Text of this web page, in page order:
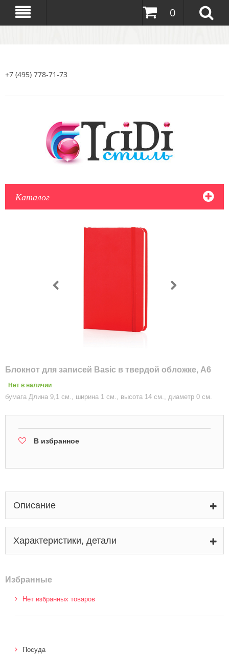
0
+7 (495) 778-71-73
Каталог
Блокнот для записей Basic в твердой обложке, А6
Нет в наличии
бумага Длина 9,1 см., ширина 1 см., высота 14 см., диаметр 0 см.
В избранное
Описание
Характеристики, детали
Избранные
Нет избранных товаров
Посуда